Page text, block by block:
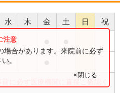
水 木 金 土 日 祝
●
●
に必ず医療機関に直接ご確認く
場合があります。来院前に必ず
。
×閉じる